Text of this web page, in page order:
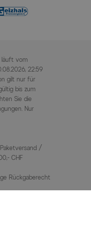
läuft vom
22:59
gilt nur für
bis zum
Sie die
Nur
/
CHF
Rückgaberecht